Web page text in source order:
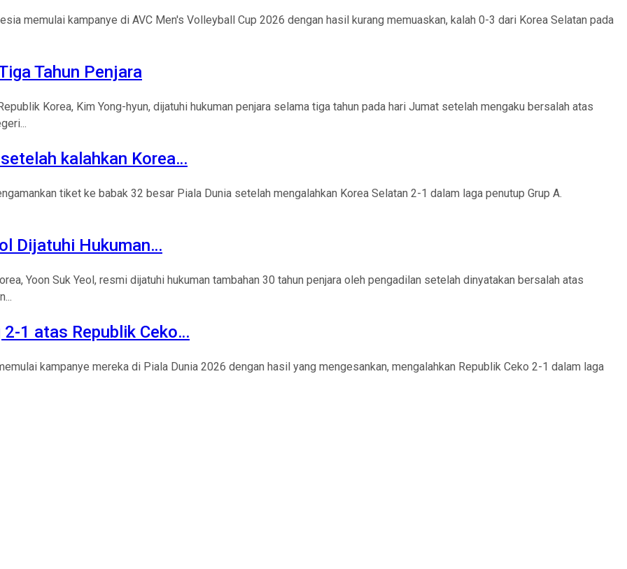
memulai kampanye di AVC Men's Volleyball Cup 2026 dengan hasil kurang memuaskan, kalah 0-3 dari Korea Selatan pada
Tahun Penjara
Korea, Kim Yong-hyun, dijatuhi hukuman penjara selama tiga tahun pada hari Jumat setelah mengaku bersalah atas
kalahkan Korea…
tiket ke babak 32 besar Piala Dunia setelah mengalahkan Korea Selatan 2-1 dalam laga penutup Grup A.
Dijatuhi Hukuman…
Yoon Suk Yeol, resmi dijatuhi hukuman tambahan 30 tahun penjara oleh pengadilan setelah dinyatakan bersalah atas
1 atas Republik Ceko…
kampanye mereka di Piala Dunia 2026 dengan hasil yang mengesankan, mengalahkan Republik Ceko 2-1 dalam laga